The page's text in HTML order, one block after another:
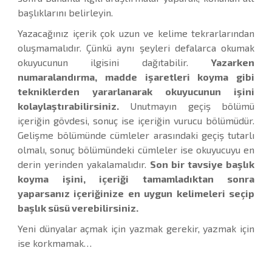
başlıklarını belirleyin.
Yazacağınız içerik çok uzun ve kelime tekrarlarından
oluşmamalıdır. Çünkü aynı şeyleri defalarca okumak
okuyucunun ilgisini dağıtabilir. Yazarken
numaralandırma, madde işaretleri koyma gibi
tekniklerden yararlanarak okuyucunun işini
kolaylaştırabilirsiniz. Unutmayın geçiş bölümü
içeriğin gövdesi, sonuç ise içeriğin vurucu bölümüdür.
Gelişme bölümünde cümleler arasındaki geçiş tutarlı
olmalı, sonuç bölümündeki cümleler ise okuyucuyu en
derin yerinden yakalamalıdır. Son bir tavsiye başlık
koyma işini, içeriği tamamladıktan sonra
yaparsanız içeriğinize en uygun kelimeleri seçip
başlık süsü verebilirsiniz.
Yeni dünyalar açmak için yazmak gerekir, yazmak için
ise korkmamak…